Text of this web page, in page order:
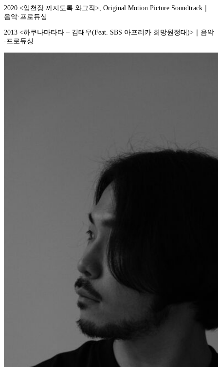
2020 <입천장 까지도록 와그작>, Original Motion Picture Soundtrack｜
음악·프로듀싱
2013 <하쿠나마타타 – 김태우(Feat. SBS 아프리카 희망원정대)>｜음악
·프로듀싱